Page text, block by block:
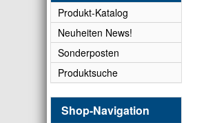
Produkt-Katalog
Neuheiten News!
Sonderposten
Produktsuche
Shop-Navigation